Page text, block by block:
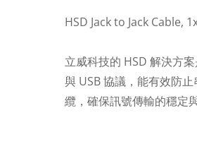
HSD Jack to Jack Cable,
立威科技的 HSD 解決方
與 USB 協議，能有效防
纜，確保訊號傳輸的穩定與